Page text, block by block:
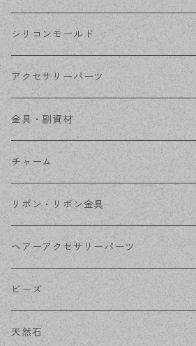
ステンレス・ゴールド
ノンホールピアス
ステンレスイヤリング
ステンレスチェーン
ステンレス金具
シリコンモールド
アクセサリーパーツ
デザイン丸カン
フレーム
コネクター
その他
金具・副資材
丸カン
ピン類
花座・ビーズキャップ
チェーン
その他
チャーム
金属
アクリル・プラ
ファーボール
リボン・リボン金具
リボン
リボン金具
ヘアーアクセサリーパーツ
ビーズ
天然石